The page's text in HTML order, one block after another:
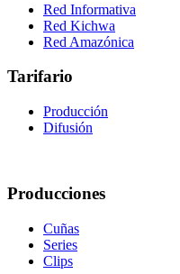
Red Informativa
Red Kichwa
Red Amazónica
Tarifario
Producción
Difusión
Producciones
Cuñas
Series
Clips